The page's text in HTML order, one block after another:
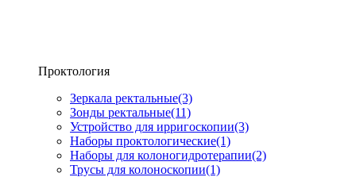
Проктология
Зеркала ректальные(3)
Зонды ректальные(11)
Устройство для ирригоскопии(3)
Наборы проктологические(1)
Наборы для колоногидротерапии(2)
Трусы для колоноскопии(1)